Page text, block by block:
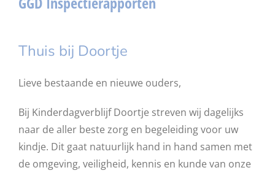
Thuis bij Doortje
Lieve bestaande en nieuwe ouders,
Bij Kinderdagverblijf Doortje streven wij dagelijks
naar de aller beste zorg en begeleiding voor uw
kindje. Dit gaat natuurlijk hand in hand samen met
de omgeving, veiligheid, kennis en kunde van onze